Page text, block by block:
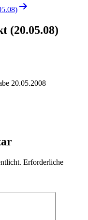
(20.05.08)
20.05.2008
Erforderliche